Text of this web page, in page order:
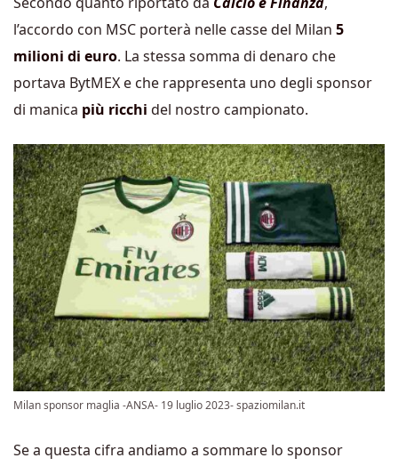
l’accordo con MSC porterà nelle casse del Milan 5
milioni di euro. La stessa somma di denaro che
portava BytMEX e che rappresenta uno degli sponsor
di manica più ricchi del nostro campionato.
Milan sponsor maglia -ANSA- 19 luglio 2023- spaziomilan.it
Se a questa cifra andiamo a sommare lo sponsor